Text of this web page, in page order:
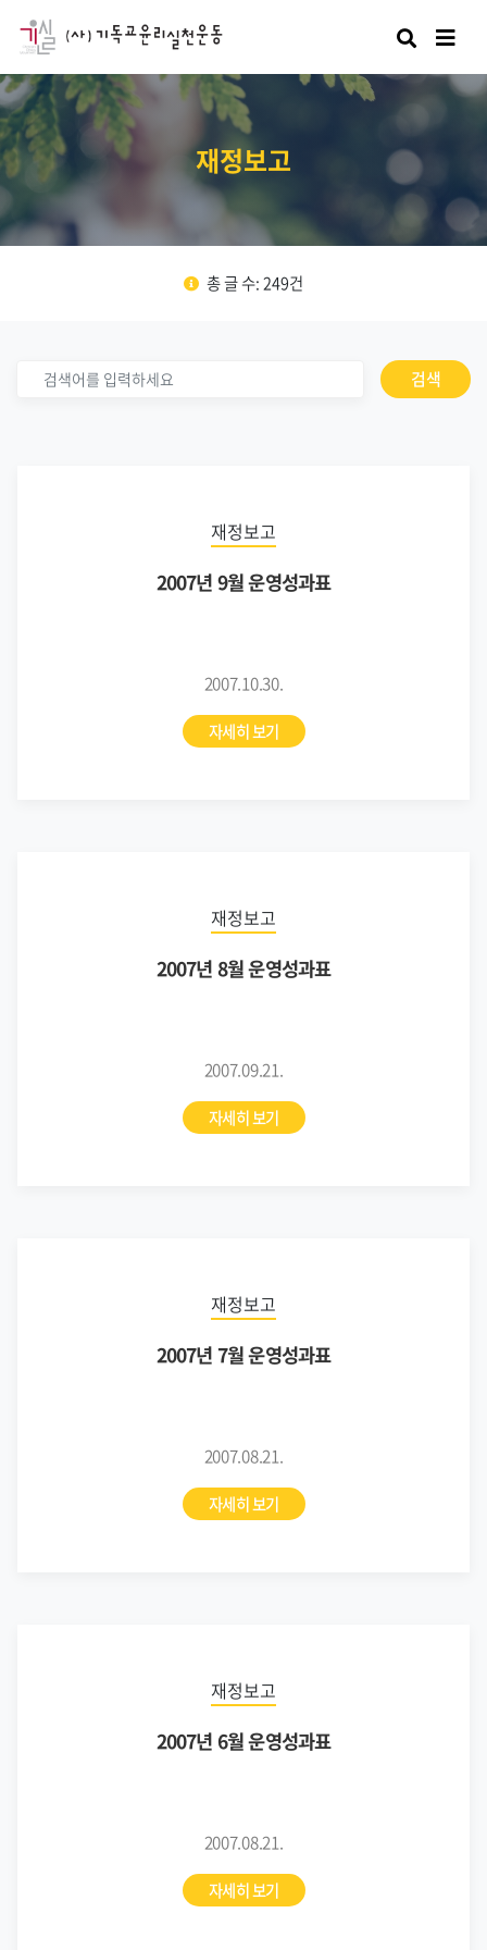
검색
재정보고
총 글 수: 249건
검색
재정보고
2007년 9월 운영성과표
2007.10.30.
자세히 보기
재정보고
2007년 8월 운영성과표
2007.09.21.
자세히 보기
재정보고
2007년 7월 운영성과표
2007.08.21.
자세히 보기
재정보고
2007년 6월 운영성과표
2007.08.21.
자세히 보기